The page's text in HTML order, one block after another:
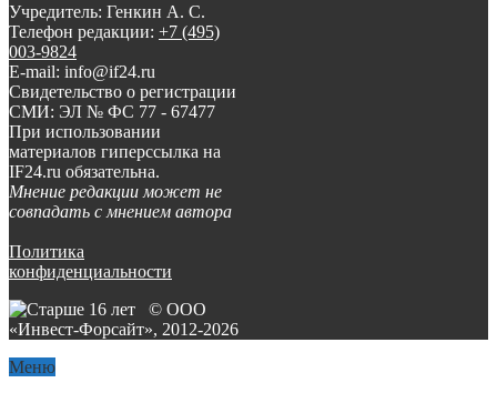
Учредитель: Генкин А. С.
Телефон редакции: +7 (495)
003-9824
E-mail: info@if24.ru
Свидетельство о регистрации
СМИ: ЭЛ № ФС 77 - 67477
При использовании
материалов гиперссылка на
IF24.ru обязательна.
Мнение редакции может не
совпадать с мнением автора
Политика
конфиденциальности
© ООО
«Инвест-Форсайт», 2012-2026
Меню